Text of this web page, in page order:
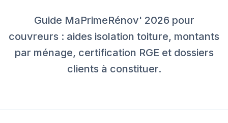
Guide MaPrimeRénov' 2026 pour
couvreurs : aides isolation toiture, montants
par ménage, certification RGE et dossiers
clients à constituer.